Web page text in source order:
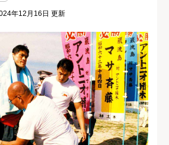
年12月16日 更新